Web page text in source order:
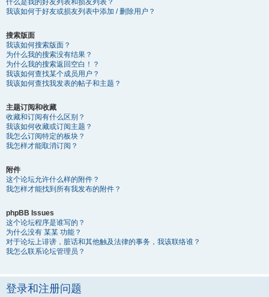
我该如何于好友或损友列表中添加 / 删除用户？
搜索版面
我该如何搜索版面？
为什么我的搜索没有结果？
为什么我的搜索返回空白！？
我该如何查找某个成员用户？
我该如何查找我发表的帖子和主题？
主题订阅和收藏
收藏和订阅有什么区别？
我该如何收藏或订阅主题？
我怎么订阅特定的板块？
我怎样才能取消订阅？
附件
这个论坛允许什么样的附件？
我怎样才能找到所有我发布的附件？
phpBB Issues
这个论坛程序是谁写的？
为什么没有 某某 功能？
对于论坛上诽谤，脏话和其他触及法律的事务，我该联络谁？
我怎么联系论坛管理员？
登录和注册问题